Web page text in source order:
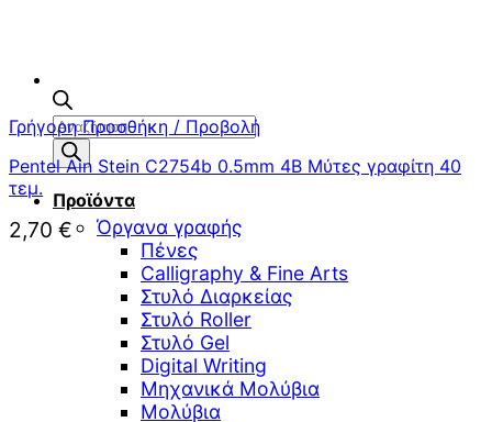
Αναζήτηση
προϊόντων
Προϊόντα
Όργανα γραφής
Πένες
Calligraphy & Fine Arts
Στυλό Διαρκείας
Στυλό Roller
Στυλό Gel
Digital Writing
Μηχανικά Μολύβια
Μολύβια
Γρήγορη Προσθήκη / Προβολή
Pentel Ain Stein C2754b 0.5mm 4B Μύτες γραφίτη 40
τεμ.
2,70 €